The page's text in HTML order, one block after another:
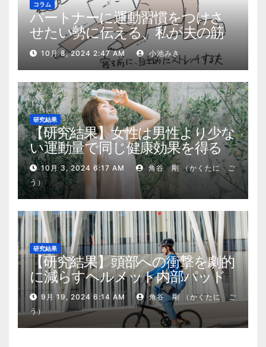
コラム
パートナーに運動習慣をつけさ
せたい勢に伝える、私が夫の筋
肉量を2kg増やした5ステップ
10月 8, 2024 2:47 AM 小池みき
研究結果
【研究結果】女性は男性より少な
い運動量で同じ健康効果を得る
10月 3, 2024 6:17 AM
角谷 剛 （かくたに ご
う）
研究結果
【研究結果】頭部への衝撃を劇的
に減らすヘルメット内部パッド
9月 19, 2024 6:14 AM
角谷 剛 （かくたに ご
う）